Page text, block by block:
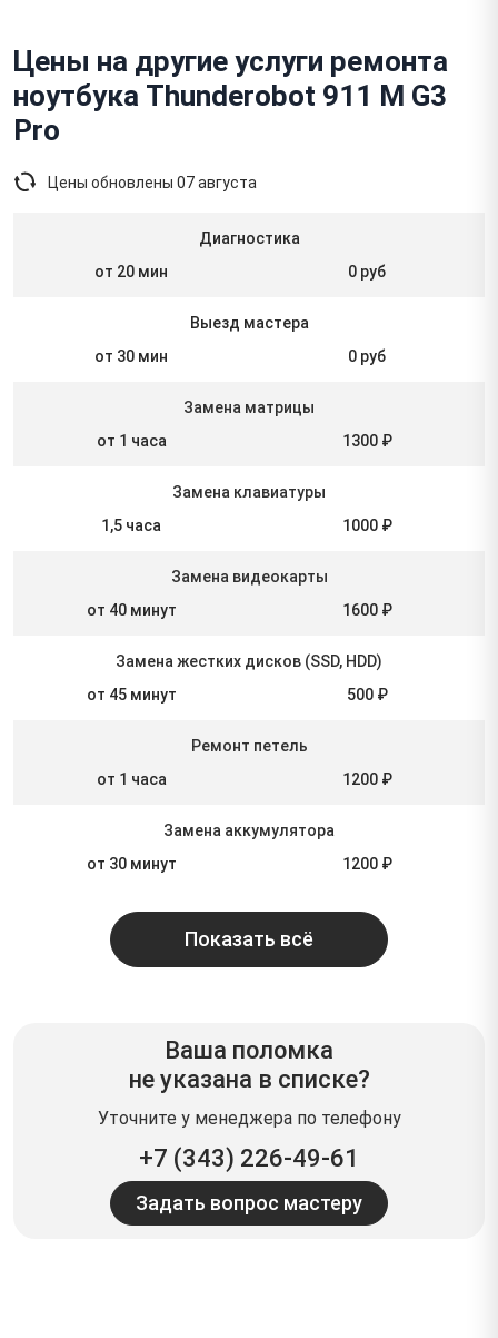
Цены на другие услуги ремонта
ноутбука Thunderobot 911 M G3
Pro
Цены обновлены 07 августа
Диагностика
от 20 мин
0 руб
Выезд мастера
от 30 мин
0 руб
Замена матрицы
от 1 часа
1300 ₽
Замена клавиатуры
1,5 часа
1000 ₽
Замена видеокарты
от 40 минут
1600 ₽
Замена жестких дисков (SSD, HDD)
от 45 минут
500 ₽
Ремонт петель
от 1 часа
1200 ₽
Замена аккумулятора
от 30 минут
1200 ₽
Показать всё
Ваша поломка
не указана в списке?
Уточните у менеджера по телефону
+7 (343) 226-49-61
Задать вопрос мастеру